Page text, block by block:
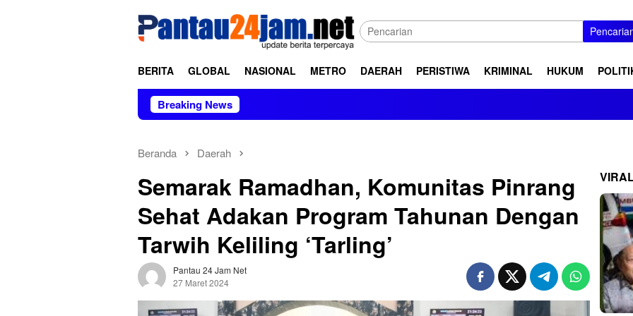
BERITA GLOBAL NASIONAL METRO DAERAH PERISTIWA KRIMINAL HUKUM
Breaking News
Beranda Daerah
Semarak Ramadhan, Komunitas Pinrang
Sehat Adakan Program Tahunan Dengan
Tarwih Keliling ‘Tarling’
Pantau 24 Jam Net
27 Maret 2024